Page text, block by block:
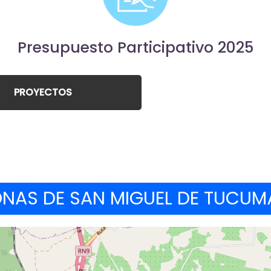
Presupuesto Participativo 2025
PROYECTOS
DE SAN MIGUEL DE